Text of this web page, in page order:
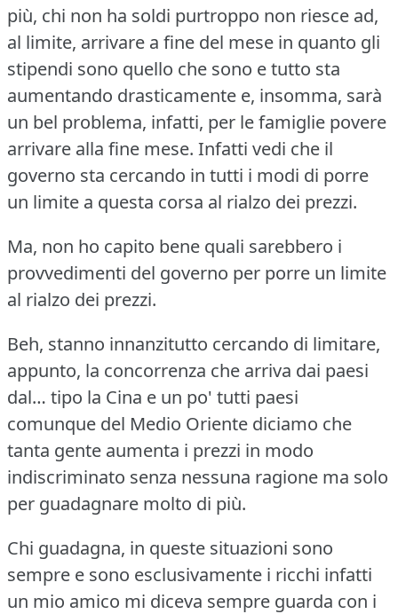
più, chi non ha soldi purtroppo non riesce ad,
al limite, arrivare a fine del mese in quanto gli
stipendi sono quello che sono e tutto sta
aumentando drasticamente e, insomma, sarà
un bel problema, infatti, per le famiglie povere
arrivare alla fine mese. Infatti vedi che il
governo sta cercando in tutti i modi di porre
un limite a questa corsa al rialzo dei prezzi.
Ma, non ho capito bene quali sarebbero i
provvedimenti del governo per porre un limite
al rialzo dei prezzi.
Beh, stanno innanzitutto cercando di limitare,
appunto, la concorrenza che arriva dai paesi
dal… tipo la Cina e un po' tutti paesi
comunque del Medio Oriente diciamo che
tanta gente aumenta i prezzi in modo
indiscriminato senza nessuna ragione ma solo
per guadagnare molto di più.
Chi guadagna, in queste situazioni sono
sempre e sono esclusivamente i ricchi infatti
un mio amico mi diceva sempre guarda con i